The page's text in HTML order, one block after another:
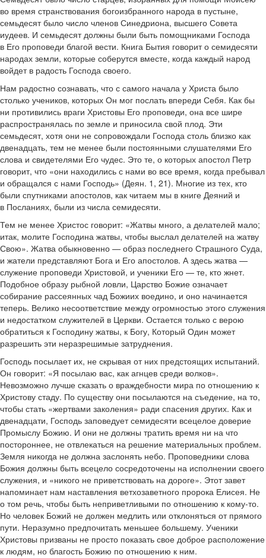
во время странствования богоизбранного народа в пустыне,
семьдесят было число членов Синедриона, высшего Совета
иудеев. И семьдесят должны были быть помощниками Господа
в Его проповеди благой вести. Книга Бытия говорит о семидесяти
народах земли, которые соберутся вместе, когда каждый народ
войдет в радость Господа своего.
Нам радостно сознавать, что с самого начала у Христа было
столько учеников, которых Он мог послать впереди Себя. Как бы
ни противились враги Христовы Его проповеди, она все шире
распространялась по земле и приносила свой плод. Эти
семьдесят, хотя они не сопровождали Господа столь близко как
двенадцать, тем не менее были постоянными слушателями Его
слова и свидетелями Его чудес. Это те, о которых апостол Петр
говорит, что «они находились с нами во все время, когда пребывал
и обращался с нами Господь» (Деян. 1, 21). Многие из тех, кто
были спутниками апостолов, как читаем мы в книге Деяний и
в Посланиях, были из числа семидесяти.
Тем не менее Христос говорит: «Жатвы много, а делателей мало;
итак, молите Господина жатвы, чтобы выслал делателей на жатву
Свою». Жатва обыкновенно — образ последнего Страшного Суда,
и жатели представляют Бога и Его апостолов. А здесь жатва —
служение проповеди Христовой, и ученики Его — те, кто жнет.
Подобное образу рыбной ловли, Царство Божие означает
собирание рассеянных чад Божиих воедино, и оно начинается
теперь. Велико несоответствие между огромностью этого служения
и недостатком служителей в Церкви. Остается только с верою
обратиться к Господину жатвы, к Богу, Который Один может
разрешить эти неразрешимые затруднения.
Господь посылает их, не скрывая от них предстоящих испытаний.
Он говорит: «Я посылаю вас, как агнцев среди волков».
Невозможно лучше сказать о враждебности мира по отношению к
Христову стаду. По существу они посылаются на съедение, на то,
чтобы стать «жертвами заколения» ради спасения других. Как и
двенадцати, Господь заповедует семидесяти всецелое доверие
Промыслу Божию. И они не должны тратить время ни на что
постороннее, не отвлекаться на решение материальных проблем.
Земля никогда не должна заслонять небо. Проповедники слова
Божия должны быть всецело сосредоточены на исполнении своего
служения, и «никого не приветствовать на дороге». Этот завет
напоминает нам наставления ветхозаветного пророка Елисея. Не
о том речь, чтобы быть неприветливыми по отношению к кому-то.
Но человек Божий не должен медлить или отклоняться от прямого
пути. Неразумно предпочитать меньшее большему. Ученики
Христовы призваны не просто показать свое доброе расположение
к людям, но благость Божию по отношению к ним.